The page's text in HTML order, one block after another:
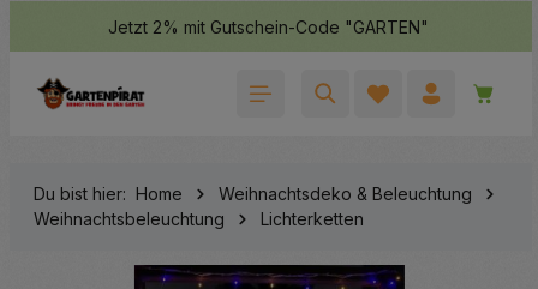
springenJetzt 2% mit Gutschein-Code "GARTEN"
Du bist hier: Home
Weihnachtsdeko & Beleuchtung
Weihnachtsbeleuchtung
Lichterketten
Bildergalerie überspringen